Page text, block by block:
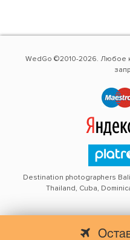
WedGo ©2010-2026. Любое
Destination photographers
Thailand, Cuba,